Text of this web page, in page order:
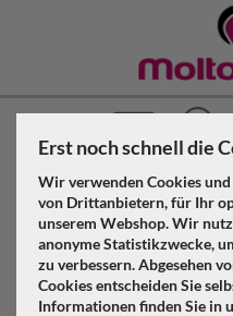
Erst noch schnell die
Wir verwenden Cookies
von Drittanbietern, für Ihr
unserem Webshop. Wir
anonyme Statistikzwecke,
zu verbessern. Abgesehen
Cookies entscheiden Sie
Informationen finden Sie in
Molton Markt »
Theatersamt konfektioniert